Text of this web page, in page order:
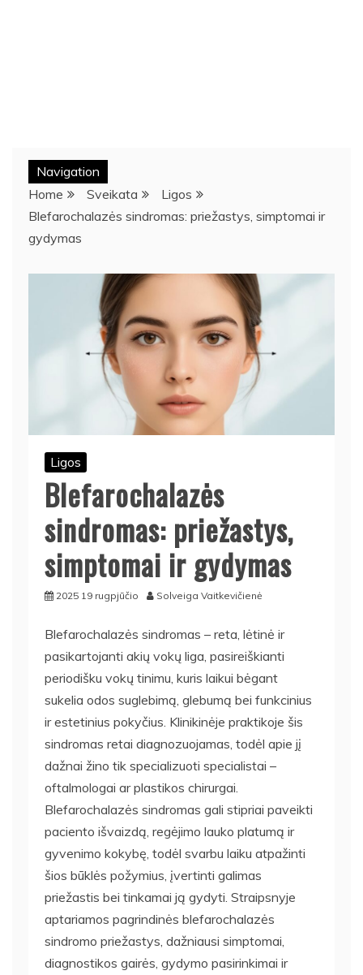
Navigation
Home
Sveikata
Ligos
Blefarochalazės sindromas: priežastys, simptomai ir
gydymas
Ligos
Blefarochalazės
sindromas: priežastys,
simptomai ir gydymas
2025 19 rugpjūčio Solveiga Vaitkevičienė
Blefarochalazės sindromas – reta, lėtinė ir
pasikartojanti akių vokų liga, pasireiškianti
periodišku vokų tinimu, kuris laikui bėgant
sukelia odos suglebimą, glebumą bei funkcinius
ir estetinius pokyčius. Klinikinėje praktikoje šis
sindromas retai diagnozuojamas, todėl apie jį
dažnai žino tik specializuoti specialistai –
oftalmologai ar plastikos chirurgai.
Blefarochalazės sindromas gali stipriai paveikti
paciento išvaizdą, regėjimo lauko platumą ir
gyvenimo kokybę, todėl svarbu laiku atpažinti
šios būklės požymius, įvertinti galimas
priežastis bei tinkamai ją gydyti. Straipsnyje
aptariamos pagrindinės blefarochalazės
sindromo priežastys, dažniausi simptomai,
diagnostikos gairės, gydymo pasirinkimai ir